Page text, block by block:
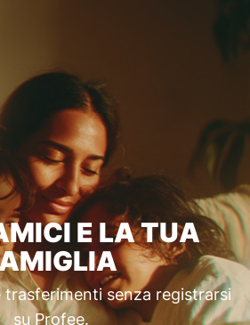
E LA TUA
trasferimenti senza registrarsi
su Profee.